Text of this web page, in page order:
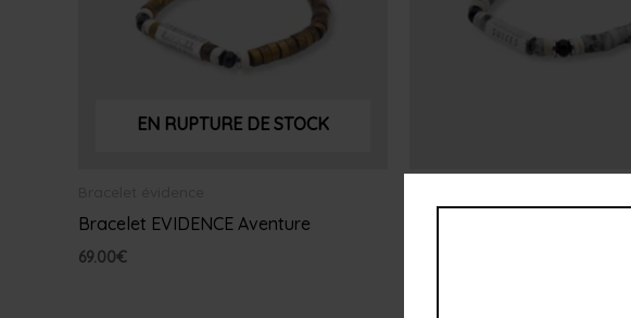
EN RUPTURE DE STOCK
Bracelet EVIDENCE Aventure
69.00€